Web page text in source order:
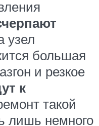
узел
большая
и резкое
к
такой
лишь немного